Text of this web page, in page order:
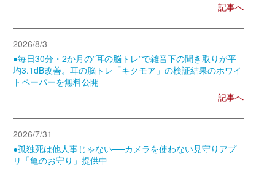
記事へ
2026/8/3
●毎日30分・2か月の”耳の脳トレ”で雑音下の聞き取りが平
均3.1dB改善。耳の脳トレ「キクモア」の検証結果のホワイ
トペーパーを無料公開
記事へ
2026/7/31
●孤独死は他人事じゃない──カメラを使わない見守りアプ
リ「亀のお守り」提供中